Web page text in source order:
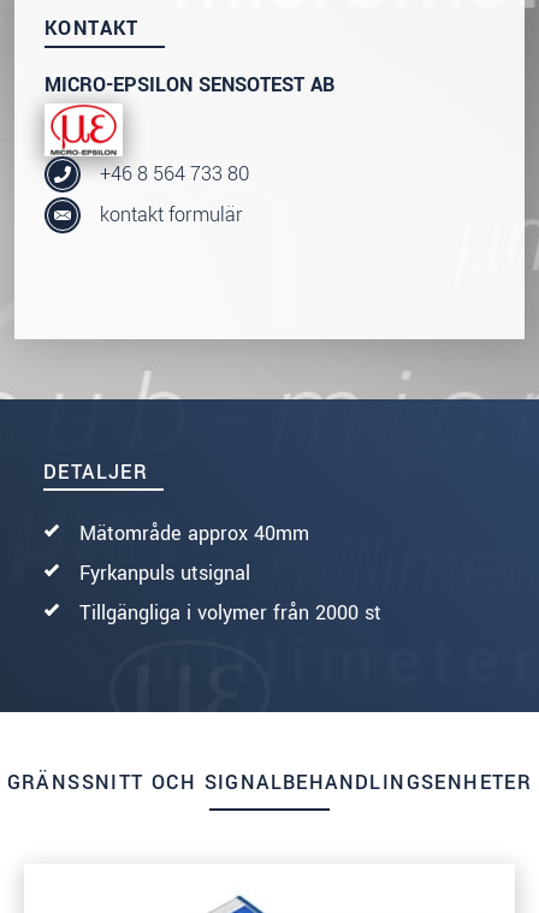
DETALJER
Mätområde approx 40mm
Fyrkanpuls utsignal
Tillgängliga i volymer från 2000 st
KONTAKT
MICRO-EPSILON SENSOTEST AB
+46 8 564 733 80
kontakt formulär
GRÄNSSNITT OCH SIGNALBEHANDLINGSENHETER